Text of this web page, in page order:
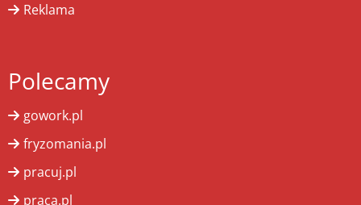
Reklama
Polecamy
gowork.pl
fryzomania.pl
pracuj.pl
praca.pl